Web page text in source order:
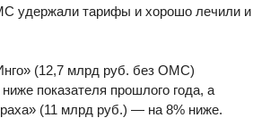
удержали тарифы и хорошо лечили и
(12,7 млрд руб. без ОМС)
показателя прошлого года, а
(11 млрд руб.) — на 8% ниже.